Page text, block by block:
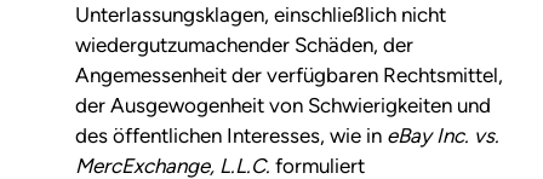
Unterlassungsklagen, einschließlich nicht
wiedergutzumachender Schäden, der
Angemessenheit der verfügbaren Rechtsmittel,
der Ausgewogenheit von Schwierigkeiten und
des öffentlichen Interesses, wie in eBay Inc. vs.
MercExchange, L.L.C. formuliert